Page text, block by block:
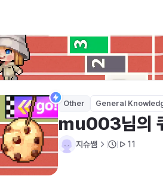
Other General
mu003님의
지슈쌤 11